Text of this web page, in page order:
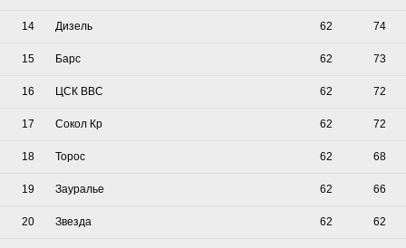
14 Дизель 62 74
15 Барс 62 73
16 ЦСК ВВС 62 72
17 Сокол Кр 62 72
18 Торос 62 68
19 Зауралье 62 66
20 Звезда 62 62